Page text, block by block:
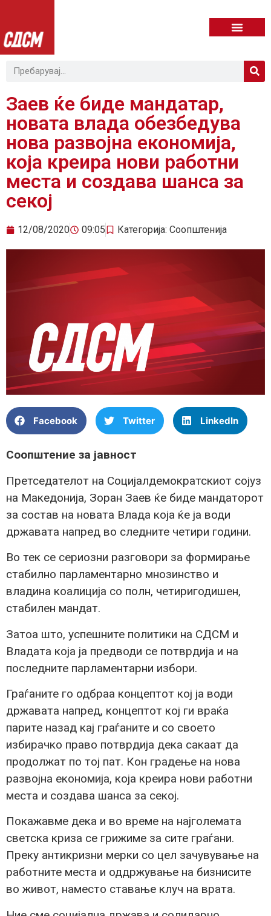
Заев ќе биде мандатар,
новата влада обезбедува
нова развојна економија,
која креира нови работни
места и создава шанса за
секој
12/08/2020 09:05 Категорија: Соопштенија
Facebook Twitter LinkedIn
Соопштение за јавност
Претседателот на Социјалдемократскиот сојуз
на Македонија, Зоран Заев ќе биде мандаторот
за состав на новата Влада која ќе ја води
државата напред во следните четири години.
Во тек се сериозни разговори за формирање
стабилно парламентарно мнозинство и
владина коалиција со полн, четиригодишен,
стабилен мандат.
Затоа што, успешните политики на СДСМ и
Владата која ја предводи се потврдија и на
последните парламентарни избори.
Граѓаните го одбраа концептот кој ја води
државата напред, концептот кој ги враќа
парите назад кај граѓаните и со своето
избирачко право потврдија дека сакаат да
продолжат по тој пат. Кон градење на нова
развојна економија, која креира нови работни
места и создава шанса за секој.
Покажавме дека и во време на најголемата
светска криза се грижиме за сите граѓани.
Преку антикризни мерки со цел зачувување на
работните места и оддржување на бизнисите
во живот, наместо ставање клуч на врата.